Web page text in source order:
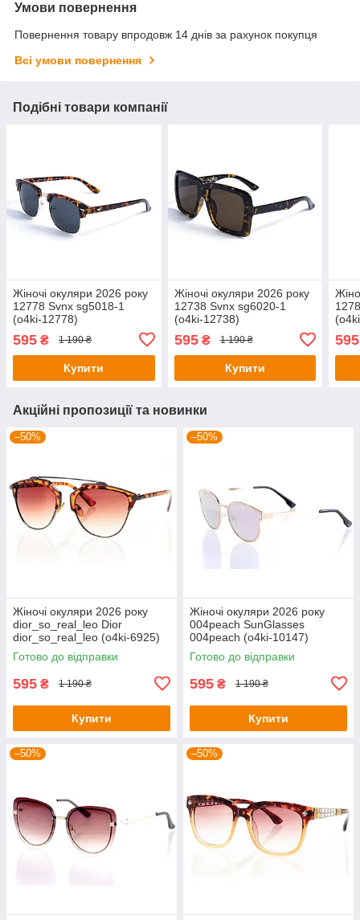
Умови повернення
Повернення товару впродовж 14 днів за рахунок покупця
Всі умови повернення
Подібні товари компанії
Жіночі окуляри 2026 року
12778 Svnx sg5018-1
(o4ki-12778)
595 ₴ 1 190 ₴
Купити
Жіночі окуляри 2026 року
12738 Svnx sg6020-1
(o4ki-12738)
595₴ 1 190 ₴
Купити
595
Акційні пропозиції та новинки
–50%
Жіночі окуляри 2026 року
dior_so_real_leo Dior
dior_so_real_leo (o4ki-6925)
Готово до відправки
595 ₴ 1 190 ₴
Купити
–50%
Жіночі окуляри 2026 року
004peach SunGlasses
004peach (o4ki-10147)
Готово до відправки
595 ₴ 1 190 ₴
Купити
–50% –50%